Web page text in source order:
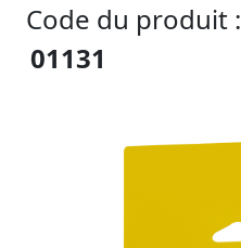
Code du produit :
01131